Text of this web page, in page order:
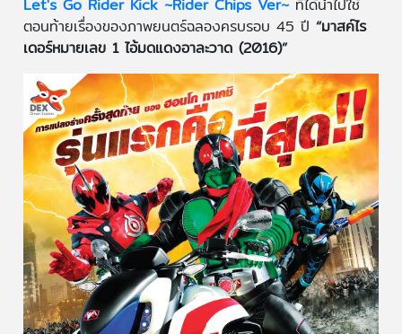
Let's Go Rider Kick ~Rider Chips Ver~ที่ได้นำไปใช้
ตอนท้ายเรื่องของภาพยนตร์ฉลองครบรอบ 45 ปี “มาสค์ไร
เดอร์หมายเลข 1 ไอ้มดแดงอาละวาด (2016)”